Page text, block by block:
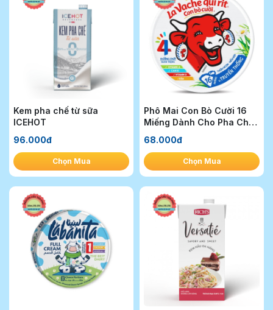
Kem pha chế từ sữa
ICEHOT
96.000đ
Chọn Mua
Phô Mai Con Bò Cười 16
Miếng Dành Cho Pha Chế
68.000đ
Chọn Mua